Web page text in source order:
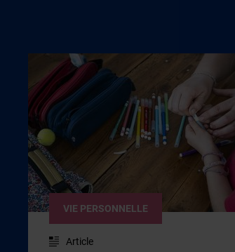
VIE PERSONNELLE
Article